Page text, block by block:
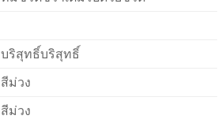
บริสุทธิ์บริสุทธิ์
สีม่วง
สีม่วง